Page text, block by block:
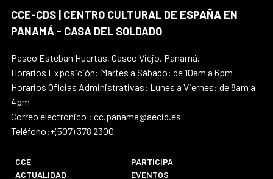
CCE-CDS | CENTRO CULTURAL DE ESPAÑA EN
PANAMÁ - CASA DEL SOLDADO
Paseo Esteban Huertas, Casco Viejo. Panamá.
Horarios Exposición: Martes a Sábado: de 10am a 6pm
Horarios Oficias Administrativas: Lunes a Viernes: de 8am a
4pm
Correo electrónico : cc.panama@aecid.es
Teléfono:+(507) 378 2300
CCE
PARTICIPA
ACTUALIDAD
EVENTOS